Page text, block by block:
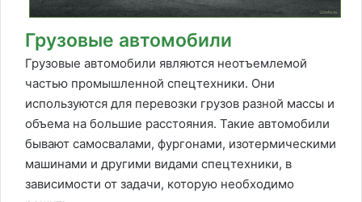
Грузовые автомобили
Грузовые автомобили являются неотъемлемой
частью промышленной спецтехники. Они
используются для перевозки грузов разной массы и
объема на большие расстояния. Такие автомобили
бывают самосвалами, фургонами, изотермическими
машинами и другими видами спецтехники, в
зависимости от задачи, которую необходимо